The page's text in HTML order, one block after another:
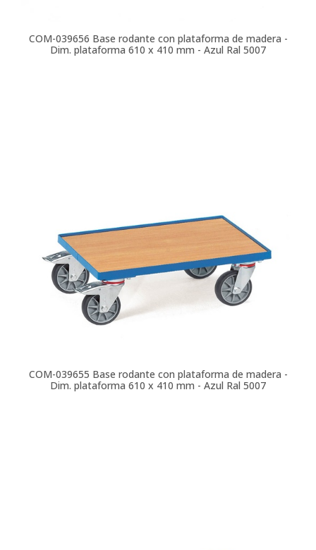
COM-039656 Base rodante con plataforma de madera -
Dim. plataforma 610 x 410 mm - Azul Ral 5007
COM-039655 Base rodante con plataforma de madera -
Dim. plataforma 610 x 410 mm - Azul Ral 5007